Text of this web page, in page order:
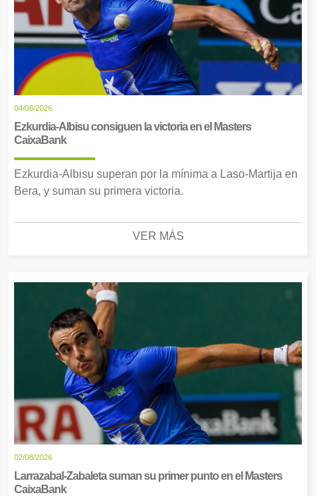
04/08/2026
Ezkurdia-Albisu consiguen la victoria en el Masters
CaixaBank
Ezkurdia-Albisu superan por la mínima a Laso-Martija en
Bera, y suman su primera victoria.
VER MÁS
02/08/2026
Larrazabal-Zabaleta suman su primer punto en el Masters
CaixaBank